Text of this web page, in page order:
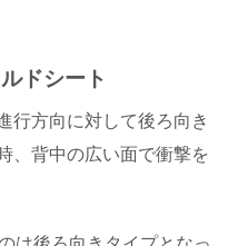
ドシート
行方向に対して後ろ向き
、背中の広い面で衝撃を